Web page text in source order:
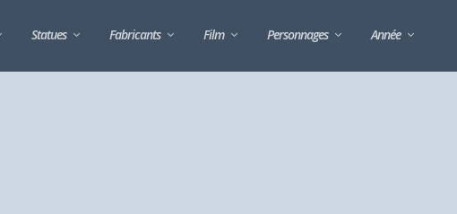
Statues Fabricants Film Personnages Année